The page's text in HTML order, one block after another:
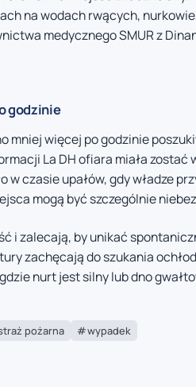
na wodach rwących,
medycznego SMUR z
godzinie
mniej więcej po godzinie
La DH ofiara miała zostać
w czasie upałów, gdy władze
mogą być szczególnie
i zalecają, by unikać
zachęcają do szukania
nurt jest silny lub dno
pożarna wypadek